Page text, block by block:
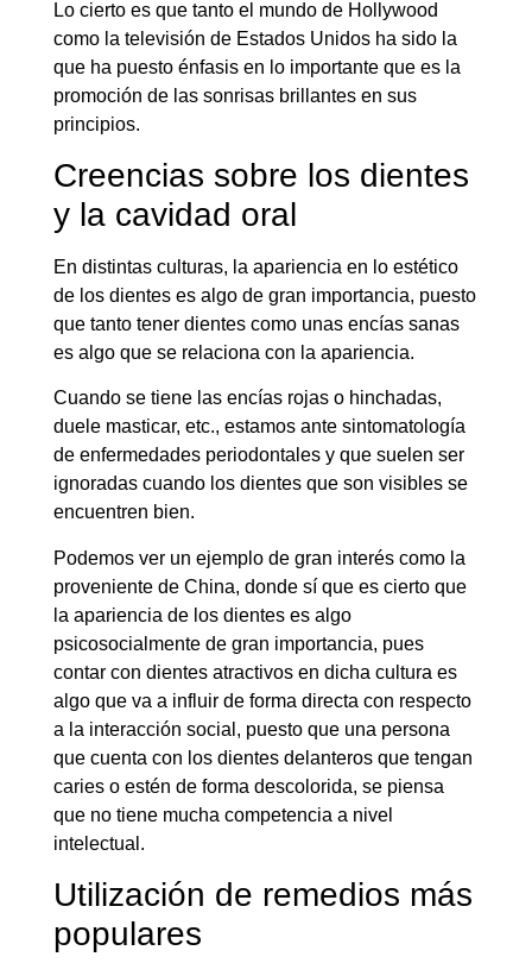
Lo cierto es que tanto el mundo de Hollywood
como la televisión de Estados Unidos ha sido la
que ha puesto énfasis en lo importante que es la
promoción de las sonrisas brillantes en sus
principios.
Creencias sobre los dientes
y la cavidad oral
En distintas culturas, la apariencia en lo estético
de los dientes es algo de gran importancia, puesto
que tanto tener dientes como unas encías sanas
es algo que se relaciona con la apariencia.
Cuando se tiene las encías rojas o hinchadas,
duele masticar, etc., estamos ante sintomatología
de enfermedades periodontales y que suelen ser
ignoradas cuando los dientes que son visibles se
encuentren bien.
Podemos ver un ejemplo de gran interés como la
proveniente de China, donde sí que es cierto que
la apariencia de los dientes es algo
psicosocialmente de gran importancia, pues
contar con dientes atractivos en dicha cultura es
algo que va a influir de forma directa con respecto
a la interacción social, puesto que una persona
que cuenta con los dientes delanteros que tengan
caries o estén de forma descolorida, se piensa
que no tiene mucha competencia a nivel
intelectual.
Utilización de remedios más
populares